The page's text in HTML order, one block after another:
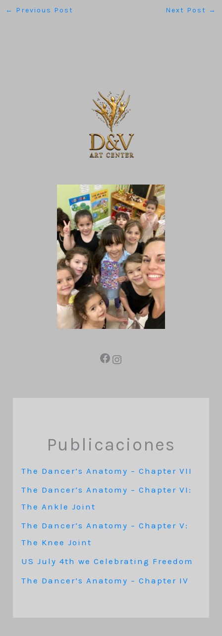
← Previous Post Next Post →
Publicaciones
The Dancer’s Anatomy – Chapter VII
The Dancer’s Anatomy – Chapter VI:
The Ankle Joint
The Dancer’s Anatomy – Chapter V:
The Knee Joint
US July 4th we Celebrating Freedom
The Dancer’s Anatomy – Chapter IV